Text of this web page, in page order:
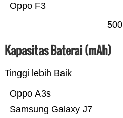
Oppo F3
500
Kapasitas Baterai (mAh)
Tinggi lebih Baik
Samsung Galaxy J7
Oppo A3s